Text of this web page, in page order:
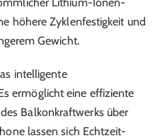
Lithium-Ionen-
höhere Zyklenfestigkeit und
Gewicht.
intelligente
ermöglicht eine effiziente
Balkonkraftwerks über
lassen sich Echtzeit-